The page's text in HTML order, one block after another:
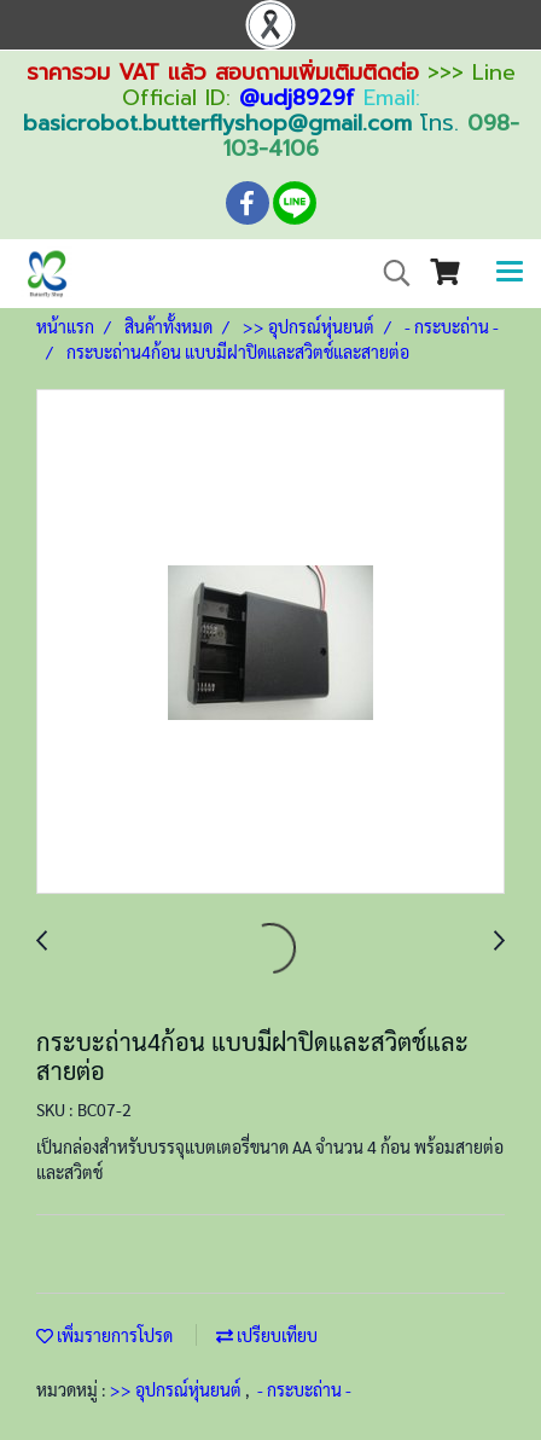
ราคารวม VAT แล้ว สอบถามเพิ่มเติมติดต่อ>>> Line
Official ID: @udj8929f Email:
basicrobot.butterflyshop@gmail.comโทร. 098-
103-4106
หน้าแรก สินค้าทั้งหมด >> อุปกรณ์หุ่นยนต์
- กระบะถ่าน -
กระบะถ่าน4ก้อน แบบมีฝาปิดและสวิตช์และสายต่อ
กระบะถ่าน4ก้อน แบบมีฝาปิดและสวิตช์และ
สายต่อ
SKU : BC07-2
เป็นกล่องสำหรับบรรจุแบตเตอรี่ขนาด AA จำนวน 4 ก้อน พร้อมสายต่อ
และสวิตช์
เพิ่มรายการโปรด เปรียบเทียบ
หมวดหมู่ : >> อุปกรณ์หุ่นยนต์ , - กระบะถ่าน -